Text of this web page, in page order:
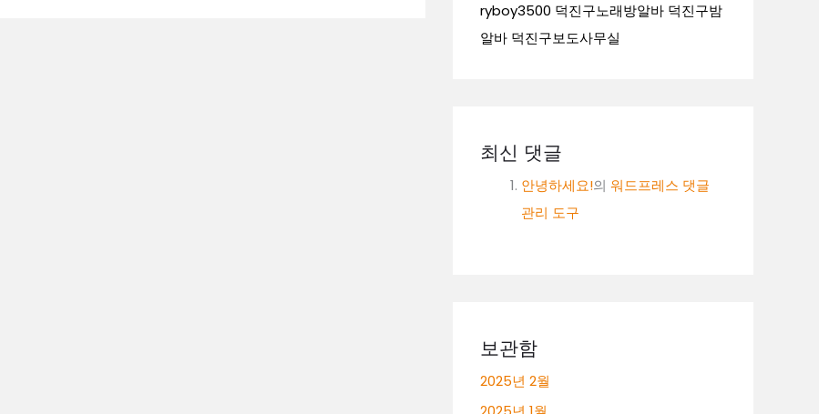
ryboy3500 덕진구노래방알바 덕진구밤
알바 덕진구보도사무실
최신 댓글
안녕하세요!의 워드프레스 댓글
관리 도구
보관함
2025년 2월